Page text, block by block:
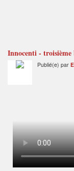
Innocenti - troisième
Publié(e) par